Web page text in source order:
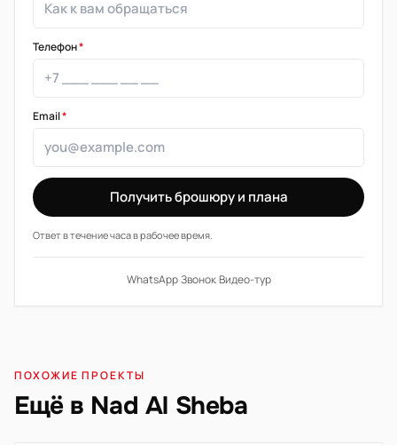
Телефон*
Email*
Получить брошюру и плана
Ответ в течение часа в рабочее время.
WhatsApp·Звонок·Видео-тур
ПОХОЖИЕ ПРОЕКТЫ
Ещё в Nad Al Sheba